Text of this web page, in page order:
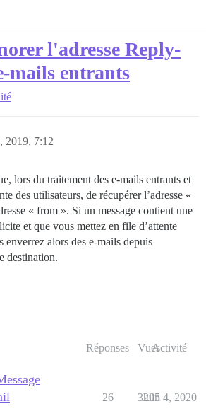
l'adresse Reply-
mails entrants
2019, 7:12
lors du traitement des e-mails entrants et
des utilisateurs, de récupérer l’adresse «
« from ». Si un message contient une
et que vous mettez en file d’attente
enverrez alors des e-mails depuis
destination.
Réponses VuesActivité
26 3205
Juin 4, 2020